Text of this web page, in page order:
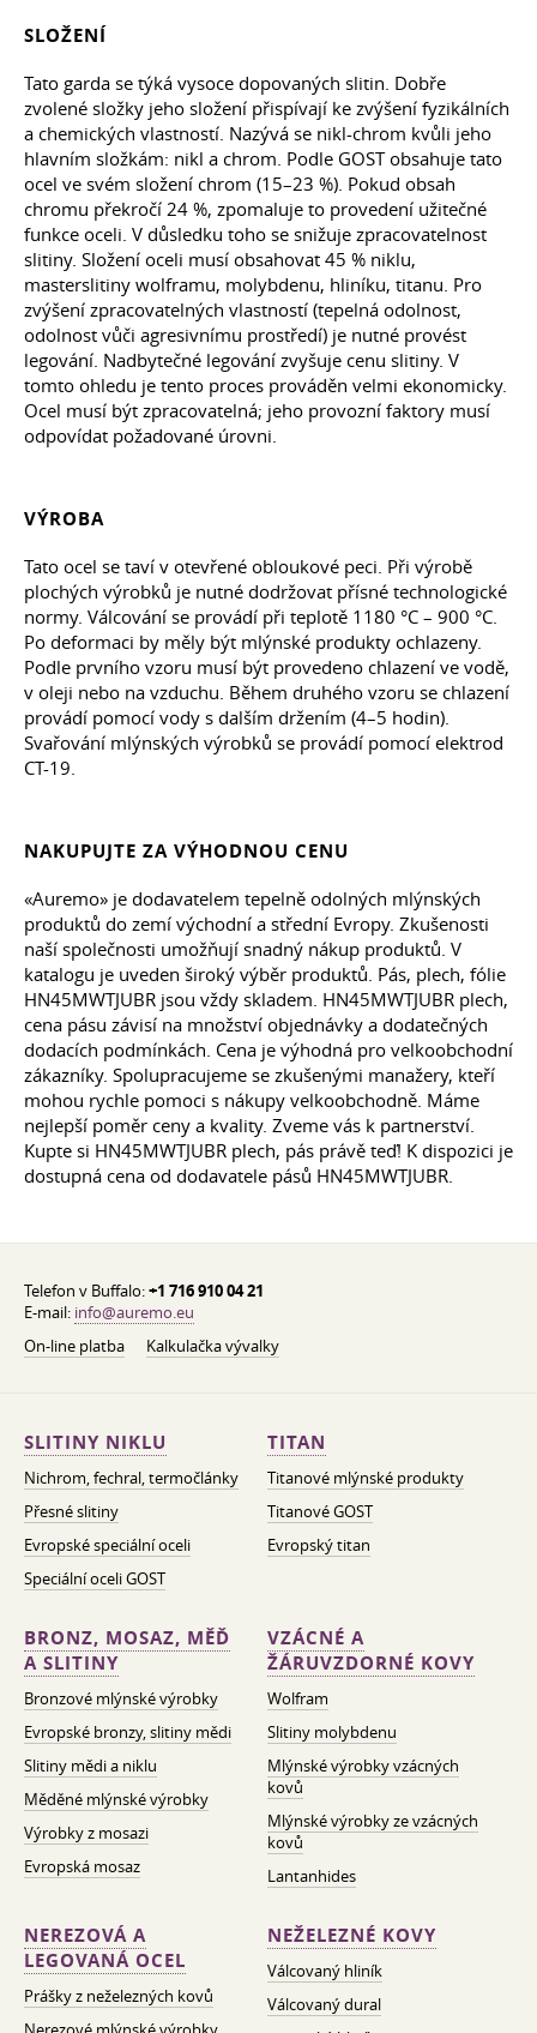
SLOŽENÍ
Tato garda se týká vysoce dopovaných slitin. Dobře
zvolené složky jeho složení přispívají ke zvýšení fyzikálních
a chemických vlastností. Nazývá se nikl-chrom kvůli jeho
hlavním složkám: nikl a chrom. Podle GOST obsahuje tato
ocel ve svém složení chrom (15–23 %). Pokud obsah
chromu překročí 24 %, zpomaluje to provedení užitečné
funkce oceli. V důsledku toho se snižuje zpracovatelnost
slitiny. Složení oceli musí obsahovat 45 % niklu,
masterslitiny wolframu, molybdenu, hliníku, titanu. Pro
zvýšení zpracovatelných vlastností (tepelná odolnost,
odolnost vůči agresivnímu prostředí) je nutné provést
legování. Nadbytečné legování zvyšuje cenu slitiny. V
tomto ohledu je tento proces prováděn velmi ekonomicky.
Ocel musí být zpracovatelná; jeho provozní faktory musí
odpovídat požadované úrovni.
VÝROBA
Tato ocel se taví v otevřené obloukové peci. Při výrobě
plochých výrobků je nutné dodržovat přísné technologické
normy. Válcování se provádí při teplotě 1180 °C – 900 °C.
Po deformaci by měly být mlýnské produkty ochlazeny.
Podle prvního vzoru musí být provedeno chlazení ve vodě,
v oleji nebo na vzduchu. Během druhého vzoru se chlazení
provádí pomocí vody s dalším držením (4–5 hodin).
Svařování mlýnských výrobků se provádí pomocí elektrod
CT-19.
NAKUPUJTE ZA VÝHODNOU CENU
«Auremo» je dodavatelem tepelně odolných mlýnských
produktů do zemí východní a střední Evropy. Zkušenosti
naší společnosti umožňují snadný nákup produktů. V
katalogu je uveden široký výběr produktů. Pás, plech, fólie
HN45MWTJUBR jsou vždy skladem. HN45MWTJUBR plech,
cena pásu závisí na množství objednávky a dodatečných
dodacích podmínkách. Cena je výhodná pro velkoobchodní
zákazníky. Spolupracujeme se zkušenými manažery, kteří
mohou rychle pomoci s nákupy velkoobchodně. Máme
nejlepší poměr ceny a kvality. Zveme vás k partnerství.
Kupte si HN45MWTJUBR plech, pás právě teď! K dispozici je
dostupná cena od dodavatele pásů HN45MWTJUBR.
Telefon v Buffalo:+1 716 910 04 21
E-mail: info@auremo.eu
On-line platba
Kalkulačka vývalky
SLITINY NIKLU
Nichrom, fechral, termočlánky
Přesné slitiny
Evropské speciální oceli
Speciální oceli GOST
TITAN
Titanové mlýnské produkty
Titanové GOST
Evropský titan
BRONZ, MOSAZ, MĚĎ
A SLITINY
Bronzové mlýnské výrobky
Evropské bronzy, slitiny mědi
Slitiny mědi a niklu
Měděné mlýnské výrobky
Výrobky z mosazi
Evropská mosaz
VZÁCNÉ A
ŽÁRUVZDORNÉ KOVY
Wolfram
Slitiny molybdenu
Mlýnské výrobky vzácných
kovů
Mlýnské výrobky ze vzácných
kovů
Lantanhides
NEREZOVÁ A
LEGOVANÁ OCEL
Prášky z neželezných kovů
NEŽELEZNÉ KOVY
Válcovaný hliník
Válcovaný dural